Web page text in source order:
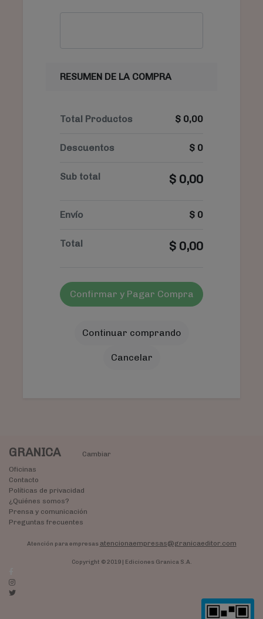
RESUMEN DE LA COMPRA
Total Productos $ 0,00
Descuentos $ 0
Sub total $ 0,00
Envío $ 0
Total $ 0,00
Confirmar y Pagar Compra
Continuar comprando
Cancelar
GRANICA
Cambiar
Oficinas
Contacto
Políticas de privacidad
¿Quiénes somos?
Prensa y comunicación
Preguntas frecuentes
Atención para empresas atencionaempresas@granicaeditor.com
Copyright © 2019 | Ediciones Granica S.A.